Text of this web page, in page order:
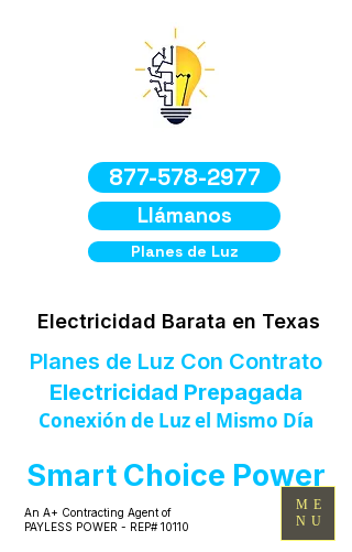
877-578-2977
Smart Choice Power
Electricidad Barata en Texas
An A+ Contracting Agent of
PAYLESS POWER - REP# 10110
Llámanos
Planes de Luz
Planes de Luz Con Contrato
Electricidad Prepagada
Conexión de Luz el Mismo Día
ME
NU